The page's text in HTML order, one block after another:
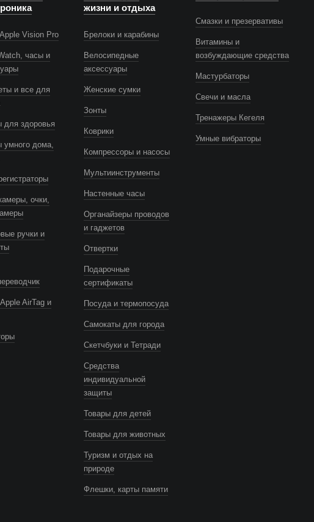
Vision Pro
часы и
и все для
для здоровья
умного дома,
очки,
ручки и
AirTag и
жизни и отдыха
Брелоки и карабины
Велосипедные
аксессуары
Женские сумки
Зонты
Коврики
Компрессоры и насосы
Мультиинструменты
Настенные часы
Органайзеры проводов
и гаджетов
Отвертки
Подарочные
сертификаты
Посуда и термопосуда
Самокаты для города
Скетчбуки и Тетради
Средства
индивидуальной
защиты
Товары для детей
Товары для животных
Туризм и отдых на
природе
Флешки, карты памяти
Смазки и презервативы
Витамины и
возбуждающие средства
Мастурбаторы
Свечи и масла
Тренажеры Кегеля
Умные вибраторы